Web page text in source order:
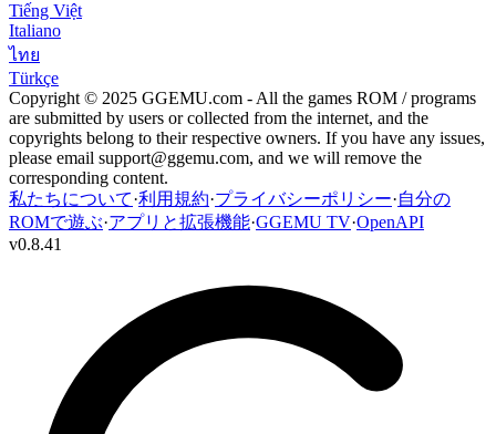
Tiếng Việt
Italiano
ไทย
Türkçe
Copyright © 2025 GGEMU.com - All the games ROM / programs
are submitted by users or collected from the internet, and the
copyrights belong to their respective owners. If you have any issues,
please email support@ggemu.com, and we will remove the
corresponding content.
私たちについて·利用規約·プライバシーポリシー·自分の
ROMで遊ぶ·アプリと拡張機能·GGEMU TV·OpenAPI
v0.8.41